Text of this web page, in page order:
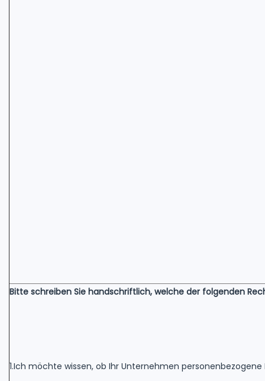
Bitte schreiben Sie handschriftlich, welche der folgenden
1.Ich möchte wissen, ob Ihr Unternehmen